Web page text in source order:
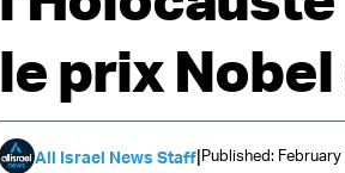
le prix
All Israel News Staff|Published: